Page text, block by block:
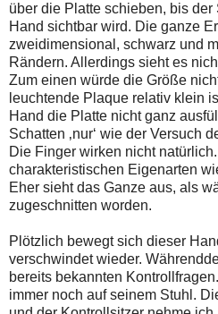
über die Platte schieben, bis
Hand sichtbar wird. Die ganze
zweidimensional, schwarz und
Rändern. Allerdings sieht es
Zum einen würde die Größe
leuchtende Plaque relativ klein
Hand die Platte nicht ganz
Schatten ‚nur‘ wie der Versuch
Die Finger wirken nicht
charakteristischen Eigenarten
Eher sieht das Ganze aus, als
zugeschnitten worden.
Plötzlich bewegt sich dieser
verschwindet wieder.
bereits bekannten
immer noch auf seinem Stuhl.